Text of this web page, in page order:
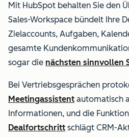
Mit HubSpot behalten Sie den
Sales-Workspace bündelt Ihre
Zielaccounts, Aufgaben,
gesamte
sogar die nächsten sinnvollen
Bei Vertriebsgesprächen
Meetingassistent automatisch
Informationen, und die Funktion
Dealfortschritt schlägt CRM-